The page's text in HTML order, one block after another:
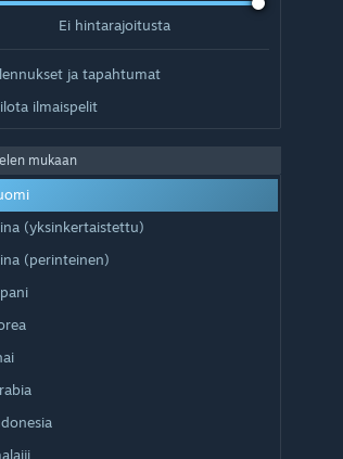
Ei hintarajoitusta
ja tapahtumat
ilmaispelit
mukaan
(yksinkertaistettu)
(perinteinen)